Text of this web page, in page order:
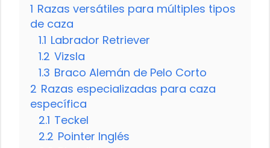
1 Razas versátiles para múltiples tipos
de caza
1.1 Labrador Retriever
1.2 Vizsla
1.3 Braco Alemán de Pelo Corto
2 Razas especializadas para caza
específica
2.1 Teckel
2.2 Pointer Inglés